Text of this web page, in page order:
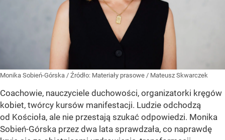
Monika Sobień-Górska / Źródło: Materiały prasowe / Mateusz Skwarczek
Coachowie, nauczyciele duchowości, organizatorki kręgów
kobiet, twórcy kursów manifestacji. Ludzie odchodzą
od Kościoła, ale nie przestają szukać odpowiedzi. Monika
Sobień-Górska przez dwa lata sprawdzała, co naprawdę